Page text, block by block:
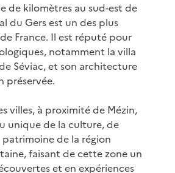
de kilomètres au sud-est de
du Gers est un des plus
France. Il est réputé pour
notamment la villa
Séviac, et son architecture
préservée.
villes, à proximité de Mézin,
unique de la culture, de
de la région
faisant de cette zone un
et en expériences